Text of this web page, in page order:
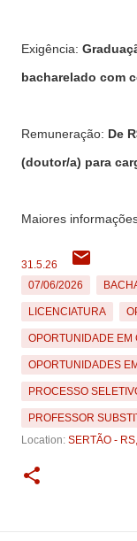
Exigência:
bacharelado com
Remuneração: De
(doutor/a) para
Maiores
31.5.26
07/06/2026
LICENCIATURA
OPORTUNIDADE EM
OPORTUNIDADES
PROCESSO
PROFESSOR
Location: SERTÃO -